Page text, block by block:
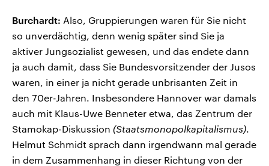
Burchardt: Also, Gruppierungen waren für Sie nicht
so unverdächtig, denn wenig später sind Sie ja
aktiver Jungsozialist gewesen, und das endete dann
ja auch damit, dass Sie Bundesvorsitzender der Jusos
waren, in einer ja nicht gerade unbrisanten Zeit in
den 70er-Jahren. Insbesondere Hannover war damals
auch mit Klaus-Uwe Benneter etwa, das Zentrum der
Stamokap-Diskussion (Staatsmonopolkapitalismus).
Helmut Schmidt sprach dann irgendwann mal gerade
in dem Zusammenhang in dieser Richtung von der